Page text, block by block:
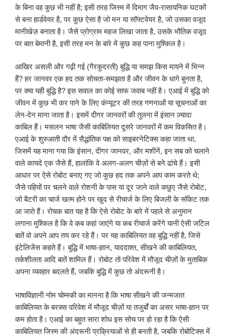
के बिना वह कुछ भी नहीं है; इसी तरह जिस्म में दिमाग जैव-रासायनिक घटकों
से बना हार्डवेयर है, पर कुछ ऐसा है जो मन या सॉफ्टवेयर है, जो उसका वजूद
मानीखेज़ बनाता है। जैसे प्रोग्राम महज लिखा जाता है, उसके भौतिक वजूद
पर बात बेमानी है, इसी तरह मन के बारे में कुछ कह पाना मुश्किल है।
आखिर असली और गढ़ी गई (गैरकुदरती) बुद्धि या समझ किस मायने में भिन्न
हैं? हर जानवर एक हद तक सोचता-समझता है और जीवन के धागे बुनता है,
पर क्या यही बुद्धि है? इस सवाल का कोई साफ जवाब नहीं है। एआई में बुद्धि को
जीवन में कुछ भी कर पाने के लिए कंप्यूटर की तरह गणनाओं या सूचनाओं का
लेन-देन माना जाता है। इसमें दीगर जानवरों की तुलना में इंसान ज़्यादा
काबिल हैं। मसलन भाषा जैसी काबिलियत दूसरे जानवरों में कम विकसित है।
एआई के शुरुआती दौर में सैद्धांतिक पक्ष को साइबरनेटिक्स कहा जाता था,
जिसमें यह माना गया कि इंसान, दीगर जानवर, और मशीनें, इन सब को चलाने
वाले कायदे एक जैसे हैं, हालांकि वे अलग-अलग चीज़ों से बने ढांचे हैं। इसी
आधार पर ऐसे रोबोट बनाए गए जो कुछ हद तक अपने आप काम करते थे;
जैसे पहियों पर चलने वाले रोशनी के पास या दूर जाने वाले कछुए जैसे रोबोट,
जो बैटरी का चार्ज खत्म होने पर खुद से रीचार्ज के लिए बिजली के सॉकेट तक
आ जाते हैं। रोचक बात यह है कि ऐसे रोबोट के बारे में पहले से अनुमान
लगाना मुश्किल है कि वे कब कहां जाएंगे या कब रीचार्ज करेंगे यानी ऐसी जटिल
बातें वो अपने आप तय कर रहे हैं। पर यह काबिलियत वह बुद्धि नहीं है, जिसे
इंटेलिजेंस कहते हैं। बुद्धि में भाषा-ज्ञान, याददाश्त, सीखने की काबिलियत,
तर्कशीलता आदि बातें शामिल हैं। रोबोट तो परिवेश में मौजूद चीज़ों के मुताबिक
अपना व्यवहार बदलते हैं, जबकि बुद्धि में कुछ तो अंदरूनी है।
भाषाविज्ञानी नोम चोम्स्की का मानना है कि भाषा सीखने की जन्मजात
काबिलियत के बरक्स परिवेश में मौजूद चीज़ों या तजुर्बों का असर भाषा-ज्ञान पर
कम होता है। एआई का बहुत सारा शोध इस सोच पर हो रहा है कि ऐसी
काबिलियत जिस्म की अंदरूनी प्रक्रियाओं से ही बनती है, जबकि रोबोटिक्स में